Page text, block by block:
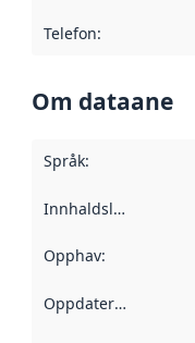
Telefon:
Om dataane
Språk:
Innhaldsleverandørar
Opphav:
Oppdateringsfrekvens